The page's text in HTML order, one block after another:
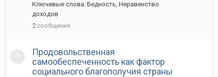
Ключевые слова: Бедность, Неравенство
доходов
2 сообщения
Продовольственная
самообеспеченность как фактор
социального благополучия страны